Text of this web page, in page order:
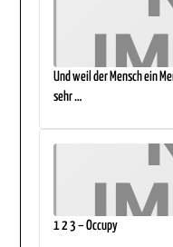
Und weil der Mensch ein
sehr …
1 2 3 – Occupy